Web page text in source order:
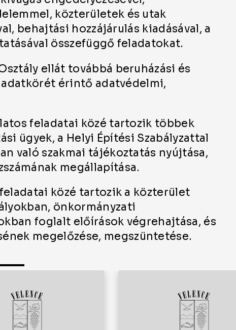
közterületek és utak
behajtási hozzájárulás kiadásával, a
összefüggő feladatokat.
ellát továbbá beruházási és
érintő adatvédelmi,
feladatai közé tartozik többek
ügyek, a Helyi Építési Szabályzattal
való szakmai tájékoztatás nyújtása,
megállapítása.
közé tartozik a közterület
önkormányzati
foglalt előírások végrehajtása, és
megelőzése, megszüntetése.